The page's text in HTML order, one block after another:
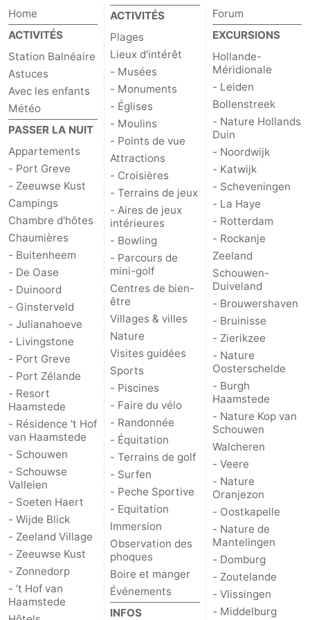
Hof
van
Haamstede
Last
minutes
Plages
Voir
et
faire
Lieux
d'intérêt
-
Musées
Monuments
-
Églises
-
Moulins
-
Points
de
vue
Attractions
Croisières
-
Terrains
de
jeux
-
Aires
de
jeux
intérieures
-
Bowling
-
Parcours
de
mini-
Centres
de
bien-
Villages
Nature
guidées
Sports
Home
ACTIVITÉS
Station Balnéaire
Astuces
Avec les enfants
Météo
PASSER LA NUIT
Appartements
- Port Greve
- Zeeuwse Kust
Campings
Chambre d'hôtes
Chaumières
- Buitenheem
- De Oase
- Duinoord
- Ginsterveld
- Julianahoeve
- Livingstone
- Port Greve
- Port Zélande
- Resort
Haamstede
- Résidence 't Hof
van Haamstede
- Schouwen
- Schouwse
Valleien
- Soeten Haert
- Wijde Blick
- Zeeland Village
- Zeeuwse Kust
- Zonnedorp
- ’t Hof van
Haamstede
ACTIVITÉS
Plages
Lieux d'intérêt
- Musées
- Monuments
- Églises
- Moulins
- Points de vue
Attractions
- Croisières
- Terrains de jeux
- Aires de jeux
intérieures
- Bowling
- Parcours de
mini-golf
Centres de bien-
être
Villages & villes
Nature
Visites guidées
Sports
- Piscines
- Faire du vélo
- Randonnée
- Équitation
- Terrains de golf
- Surfen
- Peche Sportive
- Equitation
Immersion
Observation des
phoques
Boire et manger
Événements
INFOS
Forum
EXCURSIONS
Hollande-
Méridionale
- Leiden
Bollenstreek
- Nature Hollands
Duin
- Noordwijk
- Katwijk
- Scheveningen
- La Haye
- Rotterdam
- Rockanje
Zeeland
Schouwen-
Duiveland
- Brouwershaven
- Bruinisse
- Zierikzee
- Nature
Oosterschelde
- Burgh
Haamstede
- Nature Kop van
Schouwen
Walcheren
- Veere
- Nature
Oranjezon
- Oostkapelle
- Nature de
Mantelingen
- Domburg
- Zoutelande
- Vlissingen
- Middelburg